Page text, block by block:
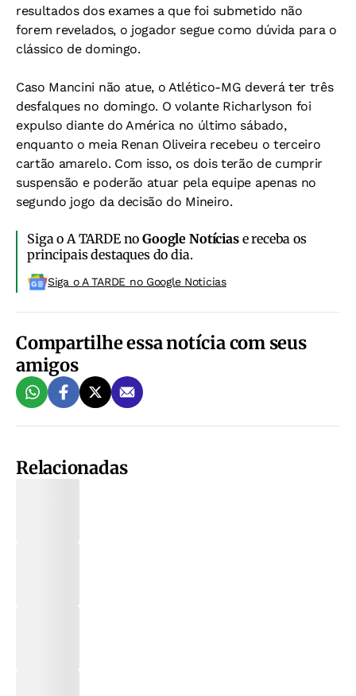
resultados dos exames a que foi submetido não
forem revelados, o jogador segue como dúvida para o
clássico de domingo.
Caso Mancini não atue, o Atlético-MG deverá ter três
desfalques no domingo. O volante Richarlyson foi
expulso diante do América no último sábado,
enquanto o meia Renan Oliveira recebeu o terceiro
cartão amarelo. Com isso, os dois terão de cumprir
suspensão e poderão atuar pela equipe apenas no
segundo jogo da decisão do Mineiro.
Siga o A TARDE noGoogle Notíciase receba os
principais destaques do dia.
Siga o A TARDE no Google Noticias
Compartilhe essa notícia com seus
amigos
Relacionadas